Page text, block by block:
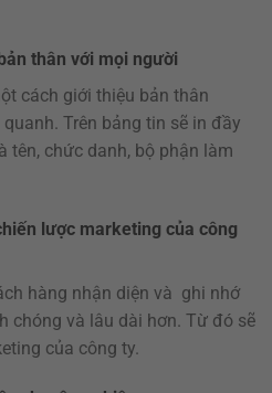
thân với mọi người
cách giới thiệu bản thân
Trên bảng tin sẽ in đầy
tên, chức danh, bộ phận làm
lược marketing của công
hàng nhận diện và ghi nhớ
chóng và lâu dài hơn. Từ đó sẽ
của công ty.